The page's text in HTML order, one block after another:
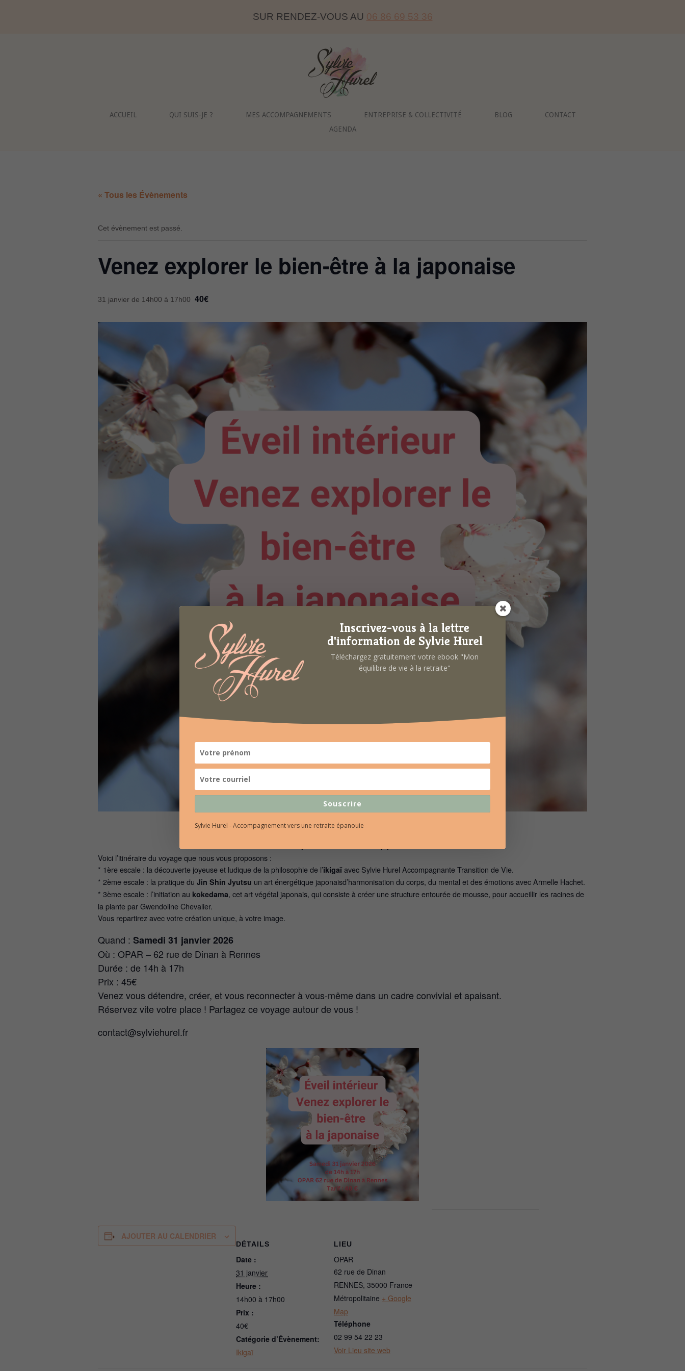
SUR RENDEZ-VOUS AU 06 86 69 53 36
Home
ACCUEIL QUI SUIS-JE ? MES ACCOMPAGNEMENTS ENTREPRISE & COLLECTIVITÉ BLOG
CONTACT
AGENDA
« Tous les Évènements
Cet évènement est passé.
Venez explorer le bien-être à la japonaise
31 janvier de 14h00 à 17h00 40€
Voici l’itinéraire du voyage que nous vous proposons :
* 1ère escale : la découverte joyeuse et ludique de la philosophie de l’ikigaïavec Sylvie Hurel Accompagnante Transition de Vie.
* 2ème escale : la pratique du Jin Shin Jyutsu un art énergétique japonaisd’harmonisation du corps, du mental et des émotions avec Armelle Hachet.
* 3ème escale : l’initiation au kokedama, cet art végétal japonais, qui consiste à créer une structure entourée de mousse, pour accueillir les racines de
la plante par Gwendoline Chevalier.
Vous repartirez avec votre création unique, à votre image.
Quand : Samedi 31 janvier 2026
Où : OPAR – 62 rue de Dinan à Rennes
Durée : de 14h à 17h
Prix : 45€
Venez vous détendre, créer, et vous reconnecter à vous-même dans un cadre convivial et apaisant.
Réservez vite votre place ! Partagez ce voyage autour de vous !
contact@sylviehurel.fr
AJOUTER AU CALENDRIER
DÉTAILS
Date :
31 janvier
Heure :
14h00 à 17h00
Prix :
40€
Catégorie d’Évènement:
Ikigaï
LIEU
OPAR
62 rue de Dinan
RENNES, 35000 France
Métropolitaine + Google
Map
Téléphone
02 99 54 22 23
Voir Lieu site web
Inscrivez-vous à la lettre
d'information de Sylvie Hurel
Téléchargez gratuitement votre ebook "Mon
équilibre de vie à la retraite"
Souscrire
Sylvie Hurel - Accompagnement vers une retraite épanouie